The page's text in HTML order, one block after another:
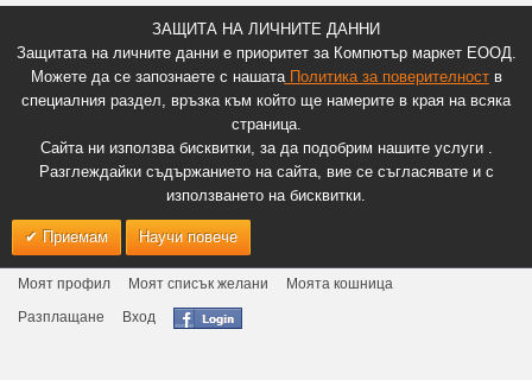
ЗАЩИТА НА ЛИЧНИТЕ ДАННИ
Защитата на личните данни е приоритет за Компютър маркет ЕООД.
Можете да се запознаете с нашатаПолитика за поверителноств
специалния раздел, връзка към който ще намерите в края на всяка
страница.
Сайта ни използва бисквитки, за да подобрим нашите услуги .
Разглеждайки съдържанието на сайта, вие се съгласявате и с
използването на бисквитки.
Приемам Научи повече
Моят профил Моят списък желани
Моята кошница
Разплащане
Вход